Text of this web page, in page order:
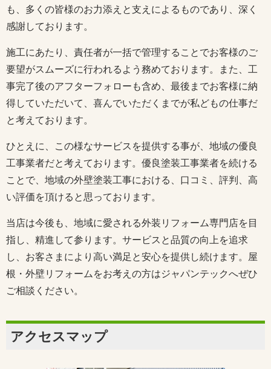
も、多くの皆様のお力添えと支えによるものであり、深く
感謝しております。
施工にあたり、責任者が一括で管理することでお客様のご
要望がスムーズに行われるよう務めております。また、工
事完了後のアフターフォローも含め、最後までお客様に納
得していただいて、喜んでいただくまでが私どもの仕事だ
と考えております。
ひとえに、この様なサービスを提供する事が、地域の優良
工事業者だと考えております。優良塗装工事業者を続ける
ことで、地域の外壁塗装工事における、口コミ、評判、高
い評価を頂けると思っております。
当店は今後も、地域に愛される外装リフォーム専門店を目
指し、精進して参ります。サービスと品質の向上を追求
し、お客さまにより高い満足と安心を提供し続けます。屋
根・外壁リフォームをお考えの方はジャパンテックへぜひ
ご相談ください。
アクセスマップ